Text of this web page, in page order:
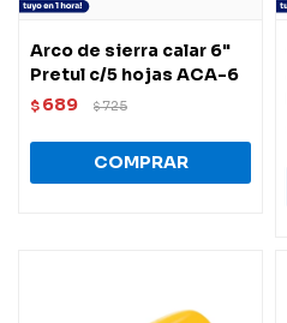
Arco de sierra calar 6"
Pretul c/5 hojas ACA-6
$ 689 $725